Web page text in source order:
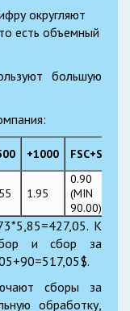
округляют
есть объемный
большую
+1000 FSC+SCC
1.95
0.90
(MIN
90.00)
К
и сбор за
сборы за
обработку,